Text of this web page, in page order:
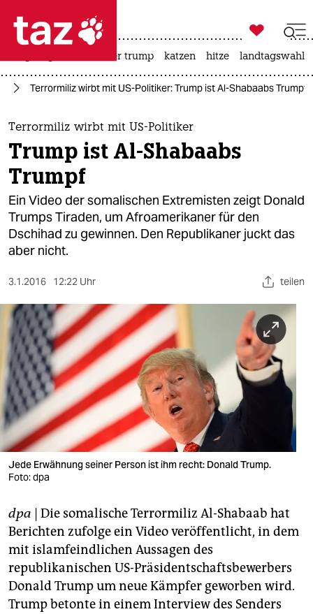
 taz zahl ich
taz zahl ich
themen
politik
öko
gesellschaft
kultur
sport
berlin
nord
wahrheit
verlag
verlag
veranstaltungen
fragen & hilfe
unterstützen
abo
genossenschaft

taz zahl ich
usa unter trump katzen hitze landtagswahl
Terrormiliz wirbt mit US-Politiker: Trump ist Al-Shabaabs Trumpf
Terrormiliz wirbt mit US-Politiker
Trump ist Al-Shabaabs
Trumpf
Ein Video der somalischen Extremisten zeigt Donald
Trumps Tiraden, um Afroamerikaner für den
Dschihad zu gewinnen. Den Republikaner juckt das
aber nicht.
3.1.2016 12:22 Uhr teilen
Jede Erwähnung seiner Person ist ihm recht: Donald Trump.
Foto: dpa
dpa | Die somalische Terrormiliz Al-Shabaab hat
Berichten zufolge ein Video veröffentlicht, in dem
mit islamfeindlichen Aussagen des
republikanischen US-Präsidentschaftsbewerbers
Donald Trump um neue Kämpfer geworben wird.
Trump betonte in einem Interview des Senders